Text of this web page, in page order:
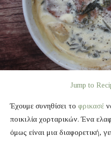
Jump to
Έχουμε συνηθίσει το φρικασέ
ποικιλία χορταρικών. Ένα
όμως είναι μια διαφορετική,